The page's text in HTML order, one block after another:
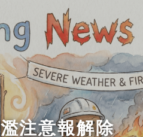
注意報解除